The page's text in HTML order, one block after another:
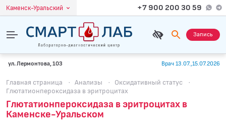
Каменск-Уральский +7 900 200 30 59
Запись
ул. Лермонтова, 103 Врач 13.07.,15.07.2026
Главная страница · Анализы · Оксидативный статус
·
Глютатионпероксидаза в эритроцитах
Глютатионпероксидаза в эритроцитах в
Каменске-Уральском